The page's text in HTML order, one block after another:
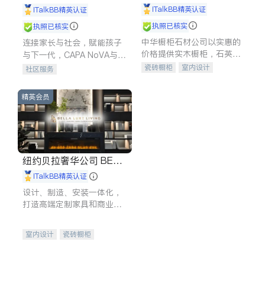
长会iTalkBB精英认证
执照已核实
连接家长与社会，赋能孩子
与下一代，CAPA NoVA与您
携手建设包容、公平、充满
社区服务
iTalkBB精英认证
执照已核实
中华橱柜石材公司以实惠的
价格提供实木橱柜，石英石
台面，多种优质不锈钢水
瓷砖橱柜
室内设计
精英会员
纽约贝拉奢华公司 BELL
A LUXE
iTalkBB精英认证
设计、制造、安装一体化，
打造高端定制家具和商业空
室内设计
瓷砖橱柜